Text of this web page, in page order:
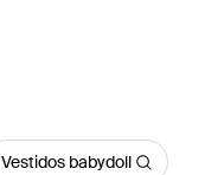
Vestidos babydoll